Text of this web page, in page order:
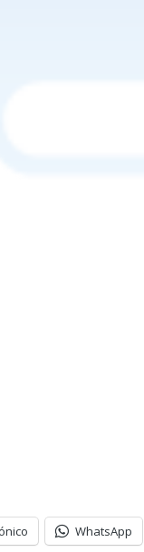
WhatsApp